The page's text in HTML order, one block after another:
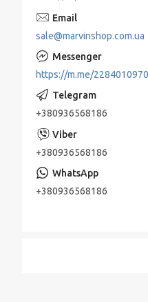
sale@marvinshop.com.ua
https://m.me/
+380936568186
+380936568186
+380936568186